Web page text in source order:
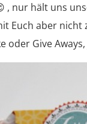
, nur hält uns
Euch aber nicht
oder Give